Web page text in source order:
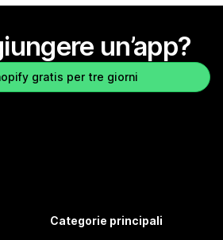
un’app?
gratis per tre giorni
Categorie principali